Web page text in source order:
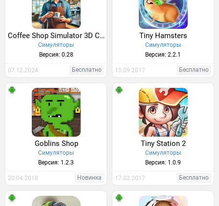
Coffee Shop Simulator 3D Cafe
Симуляторы
Версия: 0.28
07.12.2024 Бесплатно
Tiny Hamsters
Симуляторы
Версия: 2.2.1
10.09.2017 Бесплатно
Goblins Shop
Симуляторы
Версия: 1.2.3
20.04.2018 Новинка
Tiny Station 2
Симуляторы
Версия: 1.0.9
17.02.2017 Бесплатно